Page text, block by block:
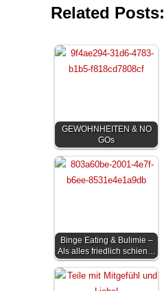
Related Posts:
GEWOHNHEITEN & NO
GOs
Binge Eating & Bulimie –
Als alles friedlich schien…